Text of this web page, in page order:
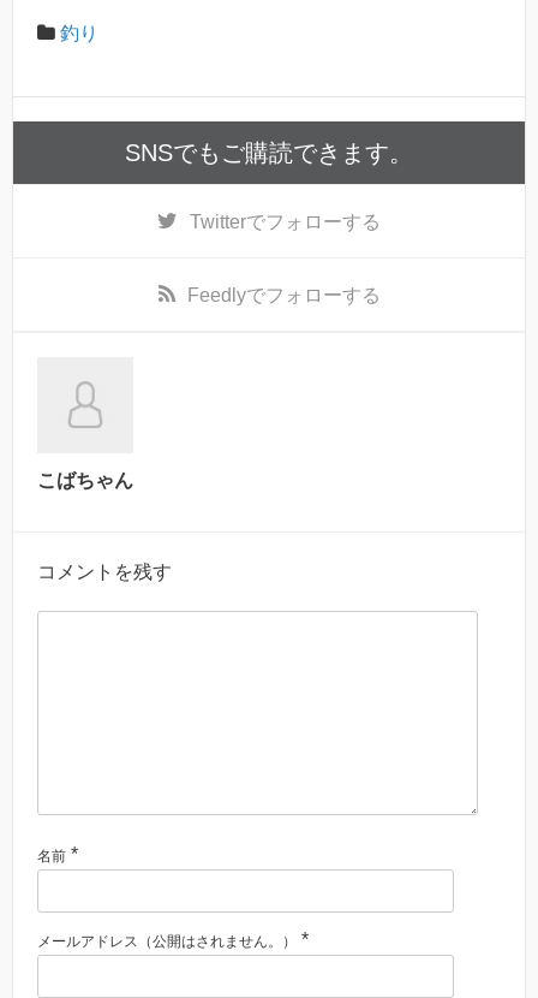
釣り
SNSでもご購読できます。
Twitterでフォローする
Feedlyでフォローする
こばちゃん
コメントを残す
名前 *
メールアドレス（公開はされません。） *